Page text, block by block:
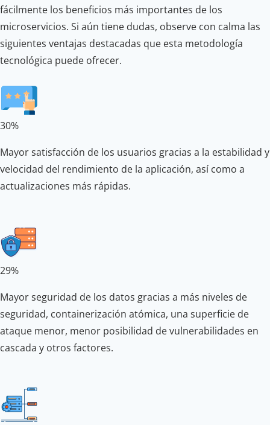
fácilmente los beneficios más importantes de los
microservicios. Si aún tiene dudas, observe con calma las
siguientes ventajas destacadas que esta metodología
tecnológica puede ofrecer.
30%
Mayor satisfacción de los usuarios gracias a la estabilidad y
velocidad del rendimiento de la aplicación, así como a
actualizaciones más rápidas.
29%
Mayor seguridad de los datos gracias a más niveles de
seguridad, containerización atómica, una superficie de
ataque menor, menor posibilidad de vulnerabilidades en
cascada y otros factores.